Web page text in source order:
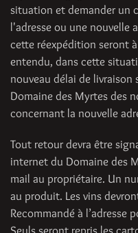
situation et demander un
l'adresse ou une nouvelle
cette réexpédition seront
entendu, dans cette
nouveau délai de livraison
Domaine des Myrtes des
concernant la nouvelle
Tout retour devra être
internet du Domaine des
mail au propriétaire. Un
au produit. Les vins
Recommandé à l’adresse
Seuls seront repris les